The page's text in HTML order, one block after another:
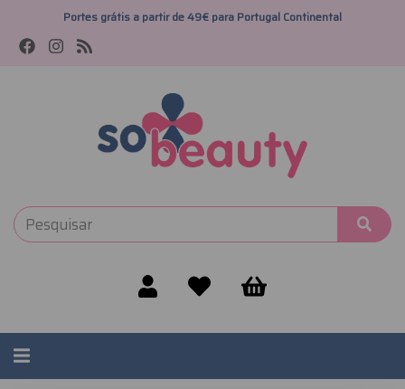
Portes grátis a partir de 49€ para Portugal Continental
Alternar
navegação